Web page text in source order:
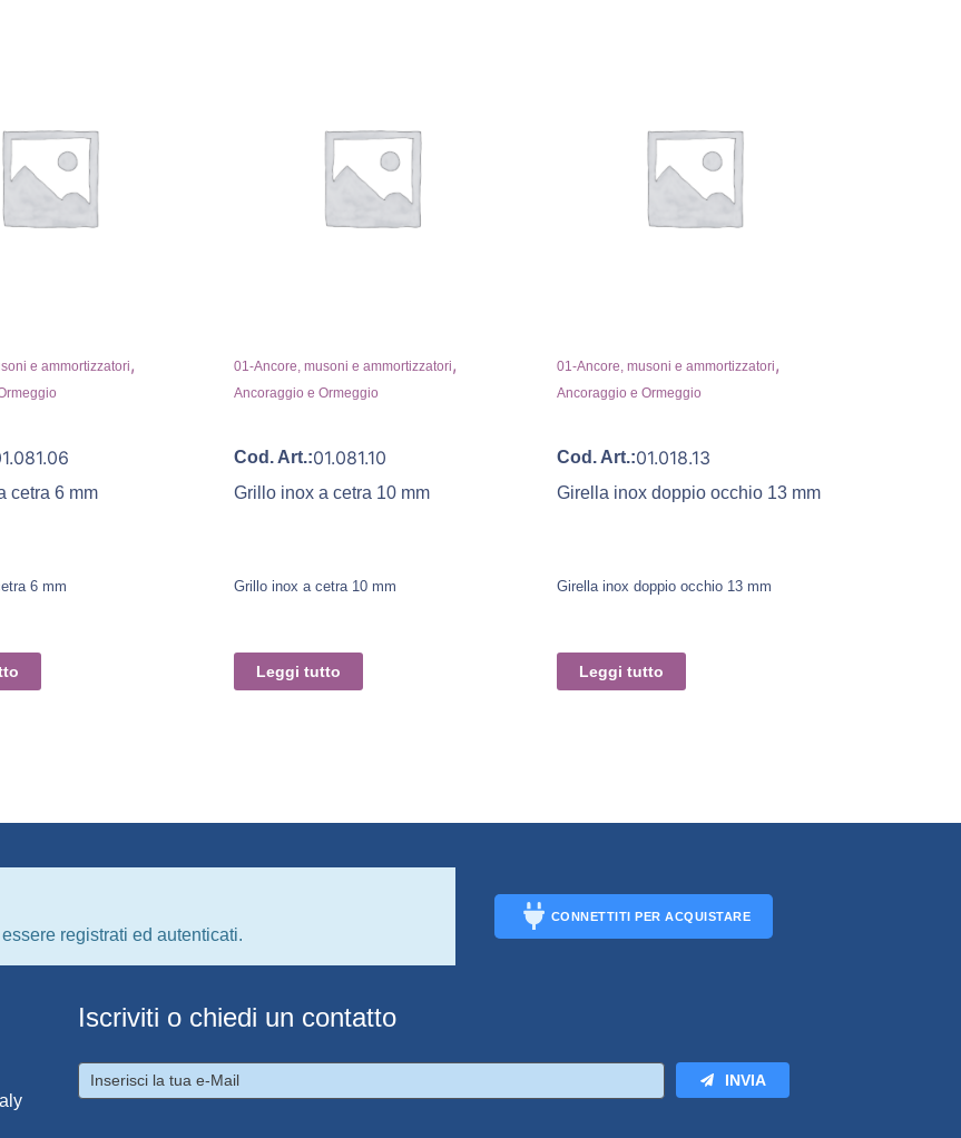
e ammortizzatori,
cetra 6 mm
6 mm
01-Ancore, musoni e ammortizzatori,
Ancoraggio e Ormeggio
Cod. Art.:01.081.10
Grillo inox a cetra 10 mm
Grillo inox a cetra 10 mm
Leggi tutto
01-Ancore, musoni e ammortizzatori,
Ancoraggio e Ormeggio
Cod. Art.:01.018.13
Girella inox doppio occhio 13 mm
Girella inox doppio occhio 13 mm
Leggi tutto
registrati ed autenticati.
CONNETTITI PER ACQUISTARE
Iscriviti o chiedi un contatto
INVIA